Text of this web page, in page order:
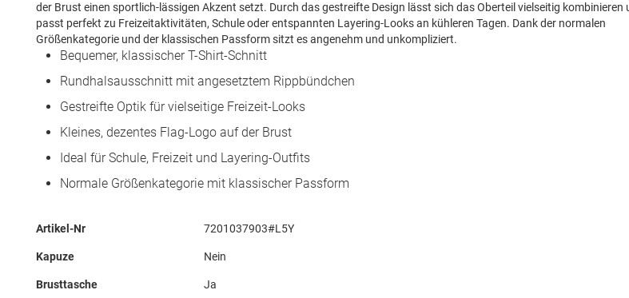
der Brust einen sportlich-lässigen Akzent setzt. Durch das gestreifte Design lässt sich das Oberteil vielseitig kombinieren
passt perfekt zu Freizeitaktivitäten, Schule oder entspannten Layering-Looks an kühleren Tagen. Dank der normalen
Größenkategorie und der klassischen Passform sitzt es angenehm und unkompliziert.
Bequemer, klassischer T-Shirt-Schnitt
Rundhalsausschnitt mit angesetztem Rippbündchen
Gestreifte Optik für vielseitige Freizeit-Looks
Kleines, dezentes Flag-Logo auf der Brust
Ideal für Schule, Freizeit und Layering-Outfits
Normale Größenkategorie mit klassischer Passform
Mehr
Artikel-Nr 7201037903#L5Y
Kapuze Nein
Brusttasche Ja